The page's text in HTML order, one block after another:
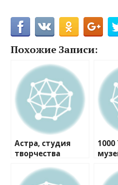
Похожие Записи:
Астра, студия
творчества